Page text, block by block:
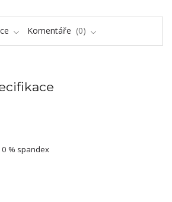
Komentáře 0
% spandex